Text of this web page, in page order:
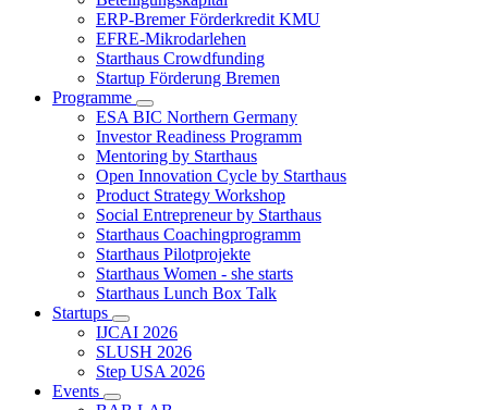
ERP-Bremer Förderkredit KMU
EFRE-Mikrodarlehen
Starthaus Crowdfunding
Startup Förderung Bremen
Programme
ESA BIC Northern Germany
Investor Readiness Programm
Mentoring by Starthaus
Open Innovation Cycle by Starthaus
Product Strategy Workshop
Social Entrepreneur by Starthaus
Starthaus Coachingprogramm
Starthaus Pilotprojekte
Starthaus Women - she starts
Starthaus Lunch Box Talk
Startups
IJCAI 2026
SLUSH 2026
Step USA 2026
Events